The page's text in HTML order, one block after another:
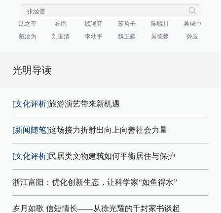
沈之荃 崔崑 顾诵芬 苏哲子 陈毓川
吴咸中
戴汝为
刘玉清 李幼平 魏正耀 吴德馨 孙玉
光明导读
[文化评析]旅游演艺带来新机遇
[新闻随笔]这场接力折射出向上向善社会力量
[文化评析]民居类文物建筑如何平衡居住与保护
浙江富阳：优化创新生态，让科学家“如鱼得水”
岁月如歌 信短情长——从徐光耀的千封家书谈起